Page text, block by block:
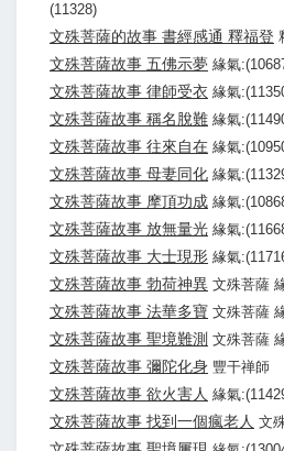
(11328)
文殊菩薩的故事 書經感通 釋福登
文殊菩薩故事 五佛示夢 緣氣
文殊菩薩故事 律師受衣 緣氣
文殊菩薩故事 稱名脫難 緣氣
文殊菩薩故事 往來自在 緣氣
文殊菩薩故事 母妻同化 緣氣
文殊菩薩故事 摩頂功成 緣氣
文殊菩薩故事 放無量光 緣氣
文殊菩薩故事 大士現形 緣氣
文殊菩薩故事 勃荷神異 文殊菩薩
文殊菩薩故事 法華多寶 文殊菩薩
文殊菩薩故事 聖境難測 文殊菩薩
文殊菩薩故事 彌陀化身 豐干禅師
文殊菩薩故事 欲火害人 緣氣
文殊菩薩故事 找到一個瘋老人 文